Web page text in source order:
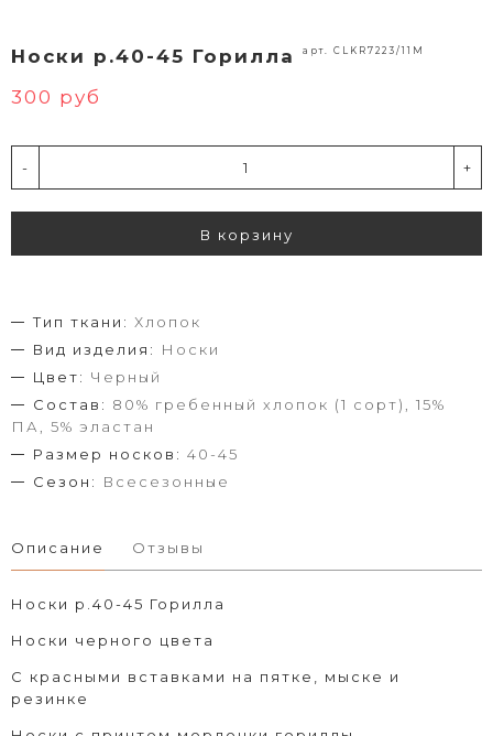
Носки р.40-45 Горилла арт. CLKR7223/11M
300 руб
- +
В корзину
Тип ткани: Хлопок
Вид изделия:
Носки
Цвет: Черный
Состав: 80% гребенный хлопок (1 сорт), 15%
ПА, 5% эластан
Размер носков: 40-45
Сезон:
Всесезонные
Описание Отзывы
Носки р.40-45 Горилла
Носки черного цвета
С красными вставками на пятке, мыске и
резинке